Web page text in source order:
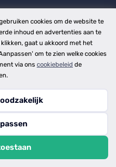
cookies om de website te
inhoud en advertenties aan te
gaat u akkoord met het
om te zien welke cookies
via ons cookiebeleid de